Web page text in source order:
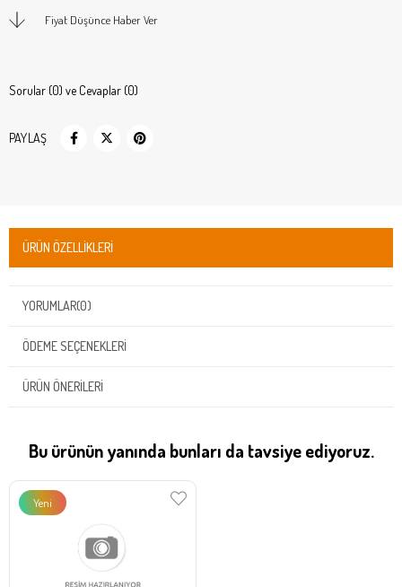
Fiyat Düşünce Haber Ver
Sorular (0) ve Cevaplar (0)
PAYLAŞ
ÜRÜN ÖZELLIKLERI
YORUMLAR(0)
ÖDEME SEÇENEKLERI
ÜRÜN ÖNERILERI
Bu ürünün yanında bunları da tavsiye ediyoruz.
Yeni